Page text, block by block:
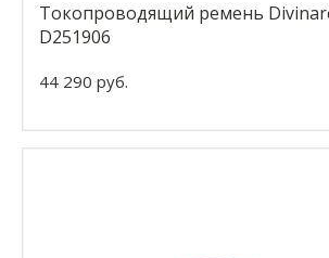
Токопроводящий ремень
D251906
44 290 руб.